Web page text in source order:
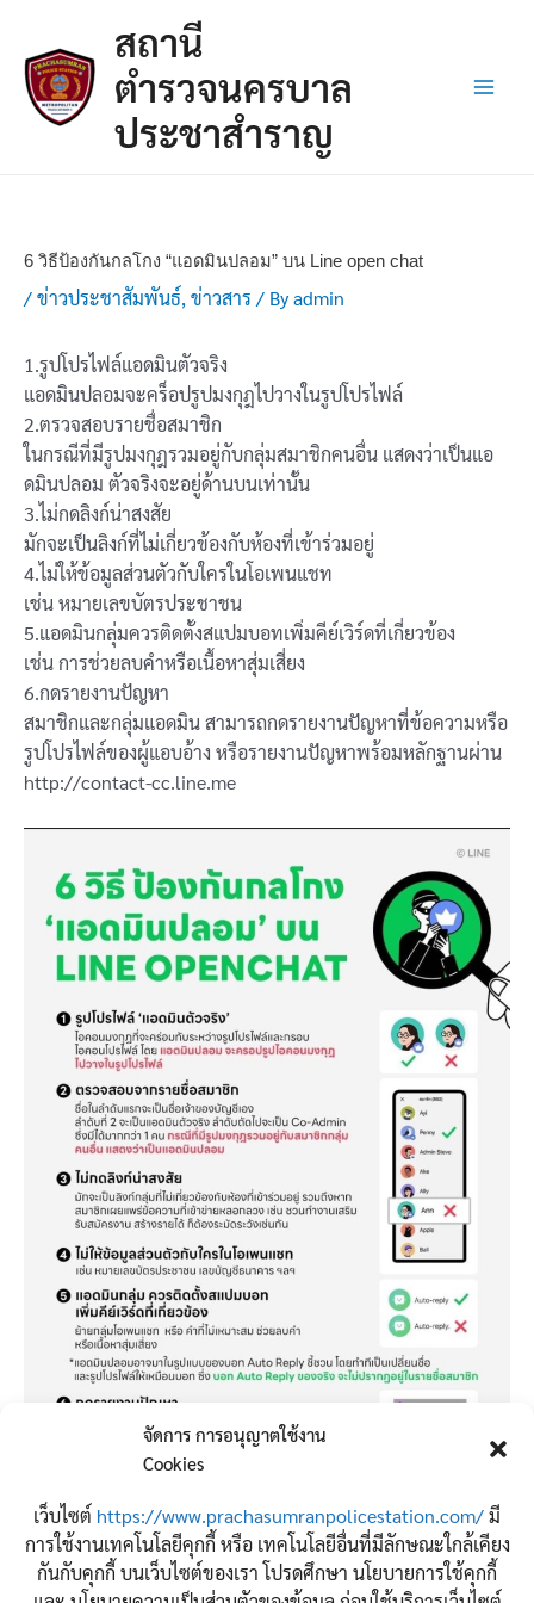
จัดการ การอนุญาตใช้งาน
Cookies
เว็บไซต์ https://www.prachasumranpolicestation.com/มี
การใช้งานเทคโนโลยีคุกกี้ หรือ เทคโนโลยีอื่นที่มีลักษณะใกล้เคียง
กันกับคุกกี้ บนเว็บไซต์ของเรา โปรดศึกษา นโยบายการใช้คุกกี้
content
สถานี
ตำรวจนครบาล
ประชาสำราญ
6 วิธีป้องกันกลโกง “แอดมินปลอม” บน Line open chat
/ข่าวประชาสัมพันธ์, ข่าวสาร / Byadmin
1.รูปโปรไฟล์แอดมินตัวจริง
แอดมินปลอมจะคร็อปรูปมงกุฎไปวางในรูปโปรไฟล์
2.ตรวจสอบรายชื่อสมาชิก
ในกรณีที่มีรูปมงกุฎรวมอยู่กับกลุ่มสมาชิกคนอื่น แสดงว่าเป็นแอ
ดมินปลอม ตัวจริงจะอยู่ด้านบนเท่านั้น
3.ไม่กดลิงก์น่าสงสัย
มักจะเป็นลิงก์ที่ไม่เกี่ยวข้องกับห้องที่เข้าร่วมอยู่
4.ไม่ให้ข้อมูลส่วนตัวกับใครในโอเพนแชท
เช่น หมายเลขบัตรประชาชน
5.แอดมินกลุ่มควรติดตั้งสแปมบอทเพิ่มคีย์เวิร์ดที่เกี่ยวข้อง
เช่น การช่วยลบคำหรือเนื้อหาสุ่มเสี่ยง
6.กดรายงานปัญหา
สมาชิกและกลุ่มแอดมิน สามารถกดรายงานปัญหาที่ข้อความหรือ
รูปโปรไฟล์ของผู้แอบอ้าง หรือรายงานปัญหาพร้อมหลักฐานผ่าน
http://contact-cc.line.me
จำนวนผู้เข้าชม:3,202
navigation